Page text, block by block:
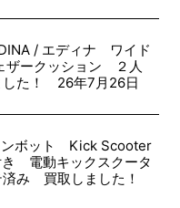
/ エディナ ワイド
ークッション ２人
た！ 26年7月26日
ンボット Kick Scooter
電動キックスクータ
み 買取しました！